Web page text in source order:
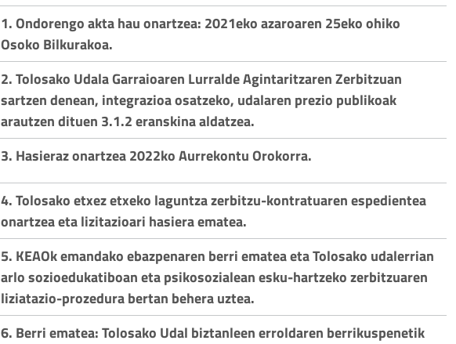
1. Ondorengo akta hau onartzea: 2021eko azaroaren 25eko ohiko
Osoko Bilkurakoa.
2. Tolosako Udala Garraioaren Lurralde Agintaritzaren Zerbitzuan
sartzen denean, integrazioa osatzeko, udalaren prezio publikoak
arautzen dituen 3.1.2 eranskina aldatzea.
3. Hasieraz onartzea 2022ko Aurrekontu Orokorra.
4. Tolosako etxez etxeko laguntza zerbitzu-kontratuaren espedientea
onartzea eta lizitazioari hasiera ematea.
5. KEAOk emandako ebazpenaren berri ematea eta Tolosako udalerrian
arlo sozioedukatiboan eta psikosozialean esku-hartzeko zerbitzuaren
liziatazio-prozedura bertan behera uztea.
6. Berri ematea: Tolosako Udal biztanleen erroldaren berrikuspenetik